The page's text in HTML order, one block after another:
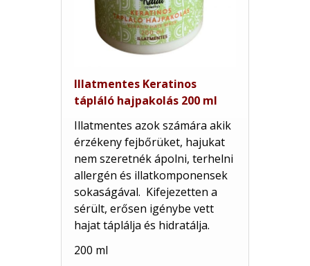
Illatmentes Keratinos
tápláló hajpakolás 200 ml
Illatmentes azok számára akik
érzékeny fejbőrüket, hajukat
nem szeretnék ápolni, terhelni
allergén és illatkomponensek
sokaságával. Kifejezetten a
sérült, erősen igénybe vett
hajat táplálja és hidratálja.
200 ml